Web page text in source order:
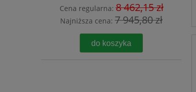
Cena regularna:8 462,15 zł
Najniższa cena: 7 945,80 zł
do koszyka